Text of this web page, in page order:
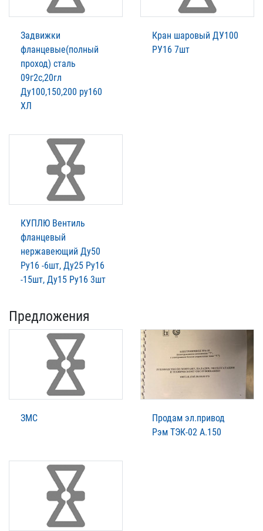
Задвижки
фланцевые(полный
проход) сталь
09г2с,20гл
Ду100,150,200 ру160
ХЛ
Кран шаровый ДУ100
РУ16 7шт
КУПЛЮ Вентиль
фланцевый
нержавеющий Ду50
Ру16 -6шт, Ду25 Ру16
-15шт, Ду15 Ру16 3шт
Предложения
ЗМС
Продам эл.привод
Рэм ТЭК-02 А.150